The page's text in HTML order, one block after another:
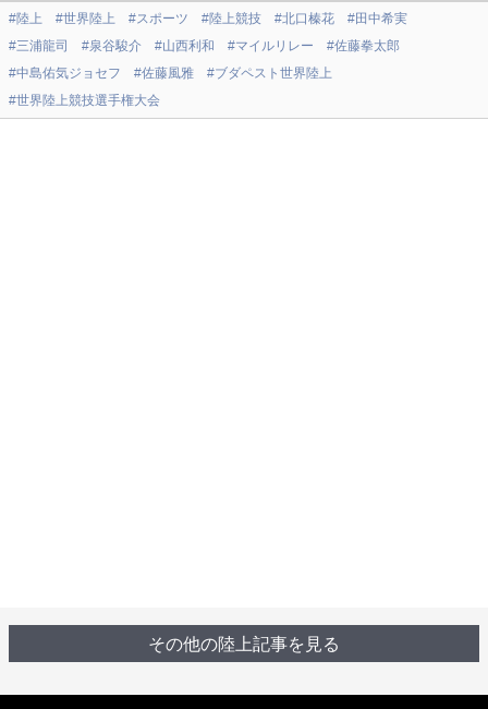
#陸上 #世界陸上 #スポーツ #陸上競技 #北口榛花
#田中希実
#三浦龍司
#泉谷駿介 #山西利和 #マイルリレー
#佐藤拳太郎
#中島佑気ジョセフ
#佐藤風雅
#ブダペスト世界陸上
#世界陸上競技選手権大会
その他の陸上記事を見る